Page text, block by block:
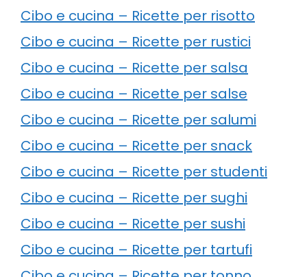
Cibo e cucina – Ricette per risotto
Cibo e cucina – Ricette per rustici
Cibo e cucina – Ricette per salsa
Cibo e cucina – Ricette per salse
Cibo e cucina – Ricette per salumi
Cibo e cucina – Ricette per snack
Cibo e cucina – Ricette per studenti
Cibo e cucina – Ricette per sughi
Cibo e cucina – Ricette per sushi
Cibo e cucina – Ricette per tartufi